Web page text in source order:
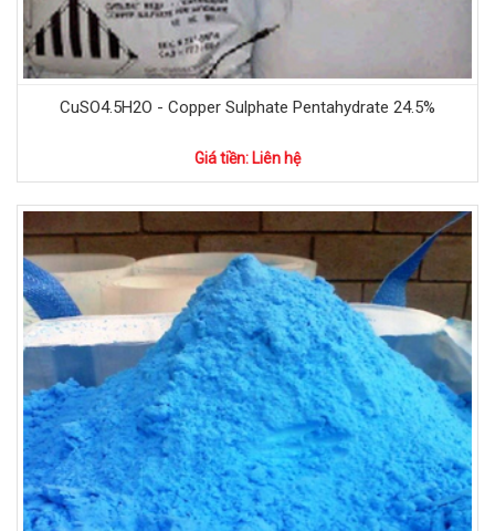
CuSO4.5H2O - Copper Sulphate Pentahydrate 24.5%
Giá tiền: Liên hệ